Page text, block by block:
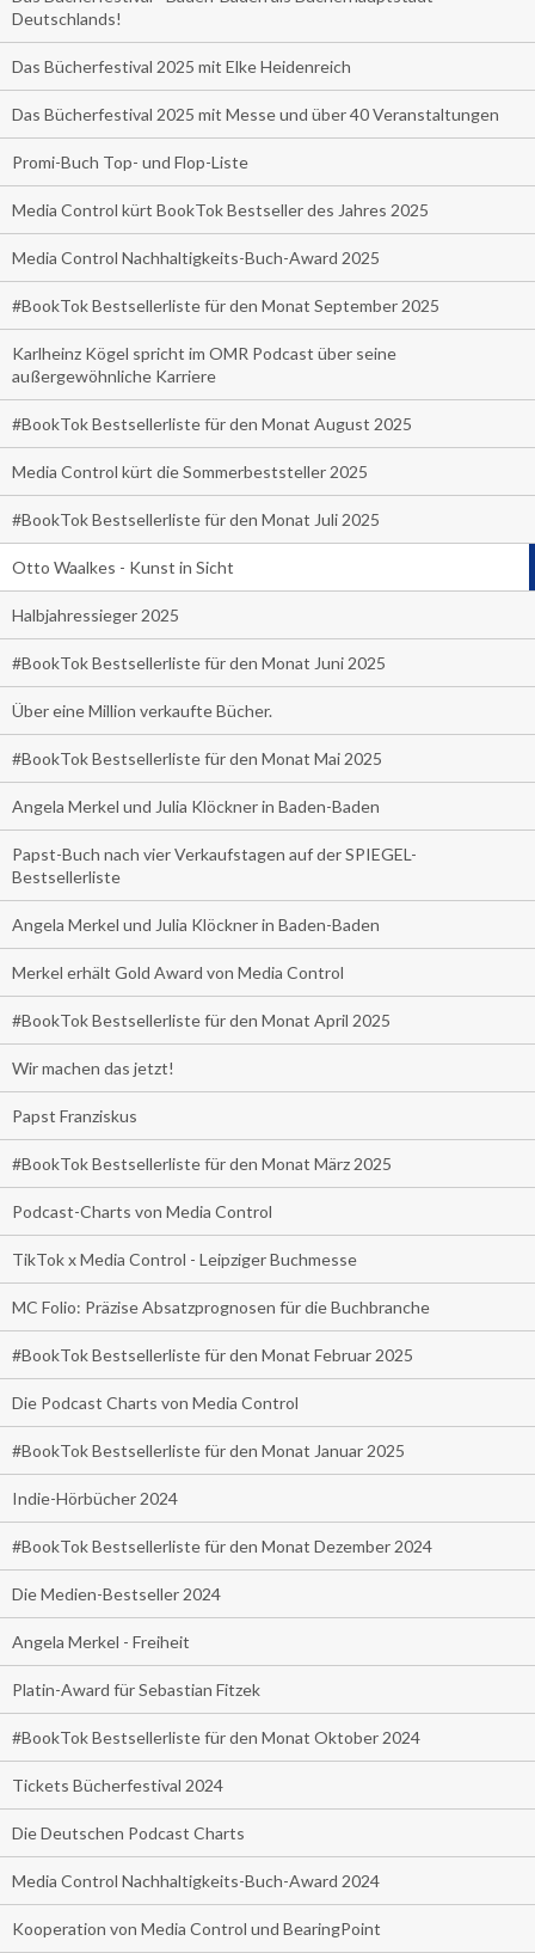
Deutschlands!
Das Bücherfestival 2025 mit Elke Heidenreich
Das Bücherfestival 2025 mit Messe und über 40 Veranstaltungen
Promi-Buch Top- und Flop-Liste
Media Control kürt BookTok Bestseller des Jahres 2025
Media Control Nachhaltigkeits-Buch-Award 2025
#BookTok Bestsellerliste für den Monat September 2025
Karlheinz Kögel spricht im OMR Podcast über seine
außergewöhnliche Karriere
#BookTok Bestsellerliste für den Monat August 2025
Media Control kürt die Sommerbeststeller 2025
#BookTok Bestsellerliste für den Monat Juli 2025
Otto Waalkes - Kunst in Sicht
Halbjahressieger 2025
#BookTok Bestsellerliste für den Monat Juni 2025
Über eine Million verkaufte Bücher.
#BookTok Bestsellerliste für den Monat Mai 2025
Angela Merkel und Julia Klöckner in Baden-Baden
Papst-Buch nach vier Verkaufstagen auf der SPIEGEL-
Bestsellerliste
Angela Merkel und Julia Klöckner in Baden-Baden
Merkel erhält Gold Award von Media Control
#BookTok Bestsellerliste für den Monat April 2025
Wir machen das jetzt!
Papst Franziskus
#BookTok Bestsellerliste für den Monat März 2025
Podcast-Charts von Media Control
TikTok x Media Control - Leipziger Buchmesse
MC Folio: Präzise Absatzprognosen für die Buchbranche
#BookTok Bestsellerliste für den Monat Februar 2025
Die Podcast Charts von Media Control
#BookTok Bestsellerliste für den Monat Januar 2025
Indie-Hörbücher 2024
#BookTok Bestsellerliste für den Monat Dezember 2024
Die Medien-Bestseller 2024
Angela Merkel - Freiheit
Platin-Award für Sebastian Fitzek
#BookTok Bestsellerliste für den Monat Oktober 2024
Tickets Bücherfestival 2024
Die Deutschen Podcast Charts
Media Control Nachhaltigkeits-Buch-Award 2024
Kooperation von Media Control und BearingPoint